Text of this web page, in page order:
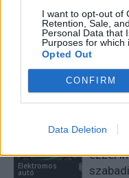
I want to opt-out of
Retention, Sale,
Personal Data that
Purposes for which
Opted Out
CONFIRM
Data Deletion
Elektromos
Kína
5%
autó
A
Elektromos
autó
9
ezzel